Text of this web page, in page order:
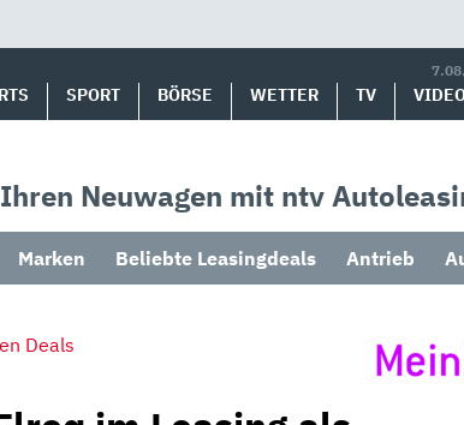
SPORT BÖRSE WETTER TV
Neuwagen mit ntv
Marken Beliebte Leasingdeals Antrieb
Deals